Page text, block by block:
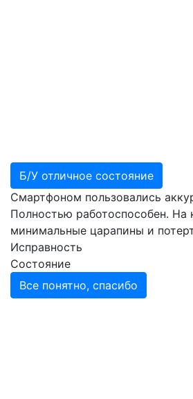
Б/У отличное состояние
Смартфоном пользовались
Полностью работоспособен. На
минимальные царапины и
Исправность
Состояние
Все понятно, спасибо